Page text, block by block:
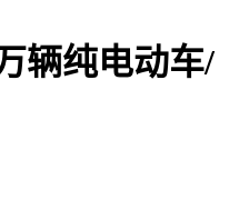
辆纯电动车/